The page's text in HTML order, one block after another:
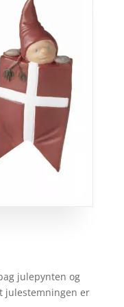
julepynten og
julestemningen er